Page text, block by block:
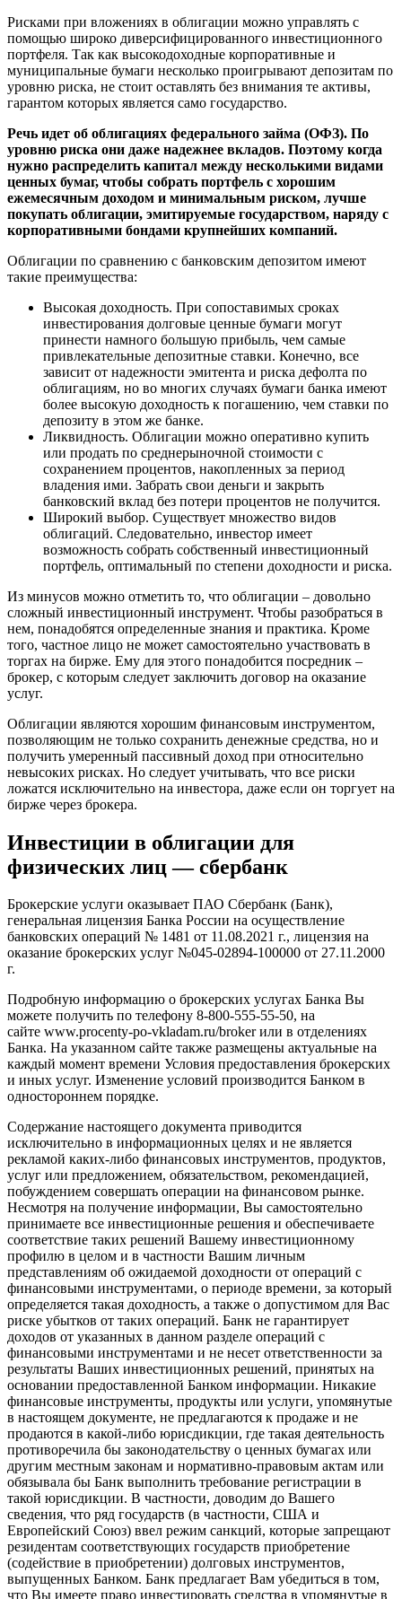
Рисками при вложениях в облигации можно управлять с
помощью широко диверсифицированного инвестиционного
портфеля. Так как высокодоходные корпоративные и
муниципальные бумаги несколько проигрывают депозитам по
уровню риска, не стоит оставлять без внимания те активы,
гарантом которых является само государство.
Речь идет об облигациях федерального займа (ОФЗ). По
уровню риска они даже надежнее вкладов. Поэтому когда
нужно распределить капитал между несколькими видами
ценных бумаг, чтобы собрать портфель с хорошим
ежемесячным доходом и минимальным риском, лучше
покупать облигации, эмитируемые государством, наряду с
корпоративными бондами крупнейших компаний.
Облигации по сравнению с банковским депозитом имеют
такие преимущества:
Высокая доходность. При сопоставимых сроках
инвестирования долговые ценные бумаги могут
принести намного большую прибыль, чем самые
привлекательные депозитные ставки. Конечно, все
зависит от надежности эмитента и риска дефолта по
облигациям, но во многих случаях бумаги банка имеют
более высокую доходность к погашению, чем ставки по
депозиту в этом же банке.
Ликвидность. Облигации можно оперативно купить
или продать по среднерыночной стоимости с
сохранением процентов, накопленных за период
владения ими. Забрать свои деньги и закрыть
банковский вклад без потери процентов не получится.
Широкий выбор. Существует множество видов
облигаций. Следовательно, инвестор имеет
возможность собрать собственный инвестиционный
портфель, оптимальный по степени доходности и риска.
Из минусов можно отметить то, что облигации – довольно
сложный инвестиционный инструмент. Чтобы разобраться в
нем, понадобятся определенные знания и практика. Кроме
того, частное лицо не может самостоятельно участвовать в
торгах на бирже. Ему для этого понадобится посредник –
брокер, с которым следует заключить договор на оказание
услуг.
Облигации являются хорошим финансовым инструментом,
позволяющим не только сохранить денежные средства, но и
получить умеренный пассивный доход при относительно
невысоких рисках. Но следует учитывать, что все риски
ложатся исключительно на инвестора, даже если он торгует на
бирже через брокера.
Инвестиции в облигации для
физических лиц — сбербанк
Брокерские услуги оказывает ПАО Сбербанк (Банк),
генеральная лицензия Банка России на осуществление
банковских операций № 1481 от 11.08.2021 г., лицензия на
оказание брокерских услуг №045-02894-100000 от 27.11.2000
г.
Подробную информацию о брокерских услугах Банка Вы
можете получить по телефону 8-800-555-55-50, на
сайте www.procenty-po-vkladam.ru/brokerили в отделениях
Банка. На указанном сайте также размещены актуальные на
каждый момент времени Условия предоставления брокерских
и иных услуг. Изменение условий производится Банком в
одностороннем порядке.
Содержание настоящего документа приводится
исключительно в информационных целях и не является
рекламой каких-либо финансовых инструментов, продуктов,
услуг или предложением, обязательством, рекомендацией,
побуждением совершать операции на финансовом рынке.
Несмотря на получение информации, Вы самостоятельно
принимаете все инвестиционные решения и обеспечиваете
соответствие таких решений Вашему инвестиционному
профилю в целом и в частности Вашим личным
представлениям об ожидаемой доходности от операций с
финансовыми инструментами, о периоде времени, за который
определяется такая доходность, а также о допустимом для Вас
риске убытков от таких операций. Банк не гарантирует
доходов от указанных в данном разделе операций с
финансовыми инструментами и не несет ответственности за
результаты Ваших инвестиционных решений, принятых на
основании предоставленной Банком информации. Никакие
финансовые инструменты, продукты или услуги, упомянутые
в настоящем документе, не предлагаются к продаже и не
продаются в какой-либо юрисдикции, где такая деятельность
противоречила бы законодательству о ценных бумагах или
другим местным законам и нормативно-правовым актам или
обязывала бы Банк выполнить требование регистрации в
такой юрисдикции. В частности, доводим до Вашего
сведения, что ряд государств (в частности, США и
Европейский Союз) ввел режим санкций, которые запрещают
резидентам соответствующих государств приобретение
(содействие в приобретении) долговых инструментов,
выпущенных Банком. Банк предлагает Вам убедиться в том,
что Вы имеете право инвестировать средства в упомянутые в